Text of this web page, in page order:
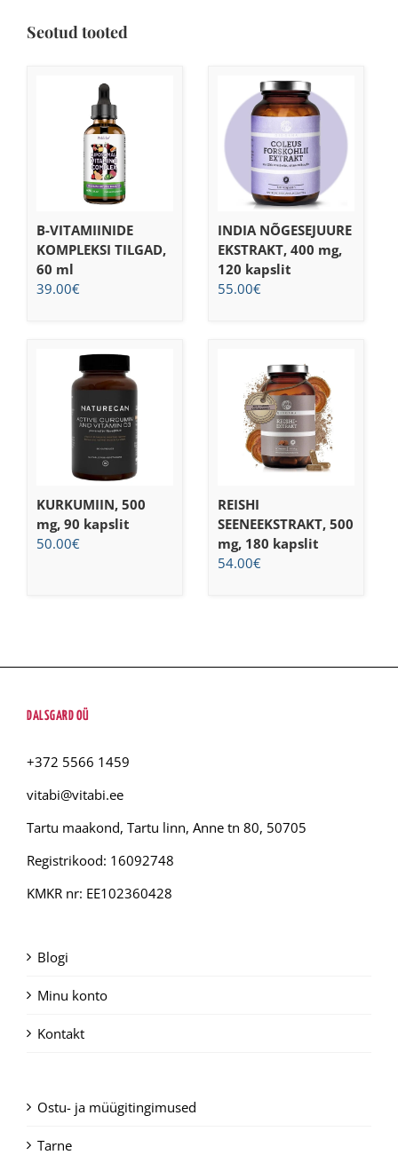
Seotud tooted
B-VITAMIINIDE
KOMPLEKSI TILGAD,
60 ml
39.00€
INDIA NÕGESEJUURE
EKSTRAKT, 400 mg,
120 kapslit
55.00€
KURKUMIIN, 500
mg, 90 kapslit
50.00€
REISHI
SEENEEKSTRAKT, 500
mg, 180 kapslit
54.00€
DALSGARD OÜ
+372 5566 1459
vitabi@vitabi.ee
Tartu maakond, Tartu linn, Anne tn 80, 50705
Registrikood: 16092748
KMKR nr: EE102360428
Blogi
Minu konto
Kontakt
Ostu- ja müügitingimused
Tarne